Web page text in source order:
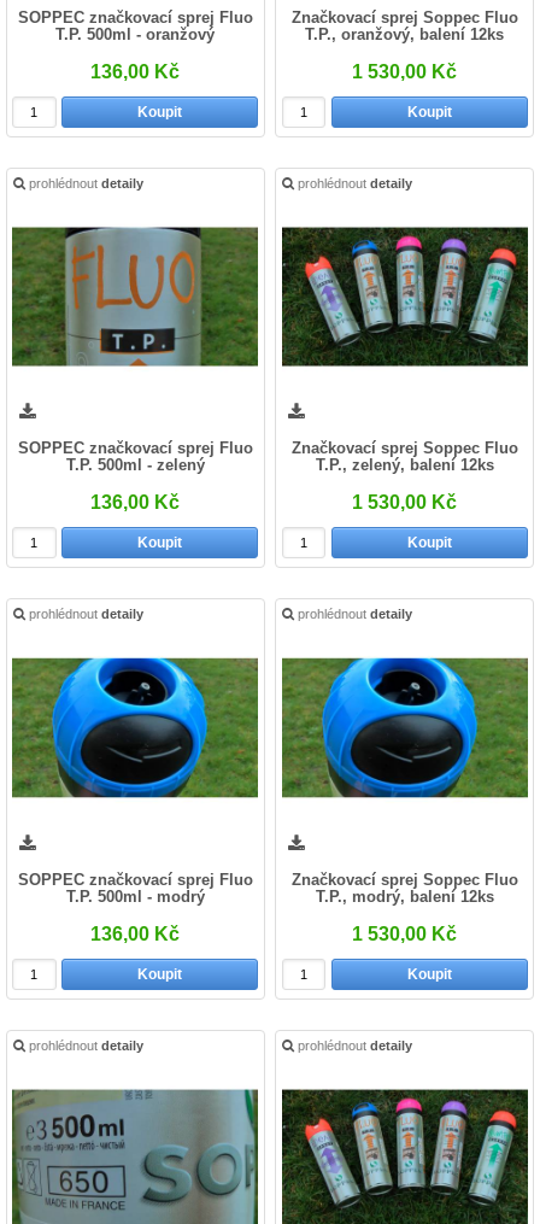
SOPPEC značkovací sprej Fluo
T.P. 500ml - oranžový
136,00 Kč
Koupit
Značkovací sprej Soppec Fluo
T.P., oranžový, balení 12ks
1 530,00 Kč
Koupit
prohlédnout detaily
SOPPEC značkovací sprej Fluo
T.P. 500ml - zelený
136,00 Kč
Koupit
prohlédnoutdetaily
Značkovací sprej Soppec Fluo
T.P., zelený, balení 12ks
1 530,00 Kč
Koupit
prohlédnout detaily
SOPPEC značkovací sprej Fluo
T.P. 500ml - modrý
136,00 Kč
Koupit
prohlédnoutdetaily
Značkovací sprej Soppec Fluo
T.P., modrý, balení 12ks
1 530,00 Kč
Koupit
prohlédnout detaily prohlédnoutdetaily